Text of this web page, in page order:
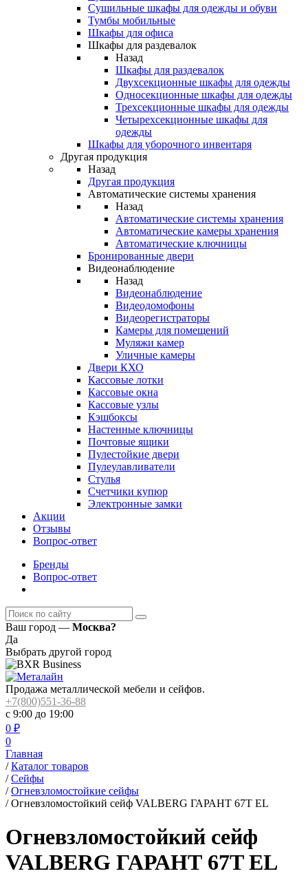
Сушильные шкафы для одежды и обуви
Тумбы мобильные
Шкафы для офиса
Шкафы для раздевалок
Назад
Шкафы для раздевалок
Двухсекционные шкафы для одежды
Односекционные шкафы для одежды
Трехсекционные шкафы для одежды
Четырехсекционные шкафы для
одежды
Шкафы для уборочного инвентаря
Другая продукция
Назад
Другая продукция
Автоматические системы хранения
Назад
Автоматические системы хранения
Автоматические камеры хранения
Автоматические ключницы
Бронированные двери
Видеонаблюдение
Назад
Видеонаблюдение
Видеодомофоны
Видеорегистраторы
Камеры для помещений
Муляжи камер
Уличные камеры
Двери КХО
Кассовые лотки
Кассовые окна
Кассовые узлы
Кэшбоксы
Настенные ключницы
Почтовые ящики
Пулестойкие двери
Пулеулавливатели
Стулья
Счетчики купюр
Электронные замки
Акции
Отзывы
Вопрос-ответ
Бренды
Вопрос-ответ
Ваш город — Москва?
Да
Выбрать другой город
Продажа металлической мебели и сейфов.
+7(800)551-36-88
с 9:00 до 19:00
0 ₽
0
Главная
/ Каталог товаров
/ Сейфы
/ Огневзломостойкие сейфы
/ Огневзломостойкий сейф VALBERG ГАРАНТ 67T EL
Огневзломостойкий сейф
VALBERG ГАРАНТ 67T EL